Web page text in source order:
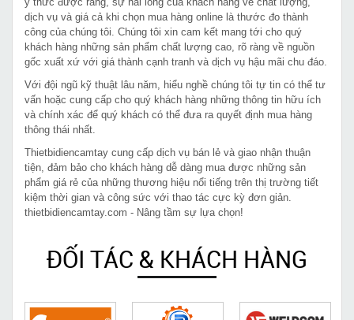
dịch vụ và giá cả khi chọn mua hàng online là thước đo thành
công của chúng tôi. Chúng tôi xin cam kết mang tới cho quý
khách hàng những sản phẩm chất lượng cao, rõ ràng về nguồn
gốc xuất xứ với giá thành cạnh tranh và dịch vụ hậu mãi chu đáo.
Với đội ngũ kỹ thuật lâu năm, hiểu nghề chúng tôi tự tin có thể tư
vấn hoặc cung cấp cho quý khách hàng những thông tin hữu ích
và chính xác để quý khách có thể đưa ra quyết định mua hàng
thông thái nhất.
Thietbidiencamtay cung cấp dịch vụ bán lẻ và giao nhận thuận
tiện, đảm bảo cho khách hàng dễ dàng mua được những sản
phẩm giá rẻ của những thương hiệu nổi tiếng trên thị trường tiết
kiệm thời gian và công sức với thao tác cực kỳ đơn giản.
thietbidiencamtay.com - Nâng tầm sự lựa chọn!
ĐỐI TÁC & KHÁCH HÀNG